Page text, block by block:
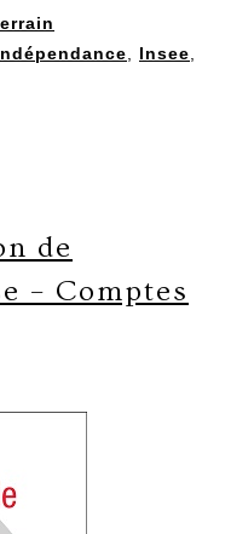
, Insee,
de
– Comptes